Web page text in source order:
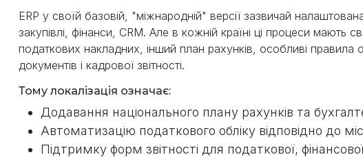
ERP у своїй базовій, "міжнародній" версії зазвичай
закупівлі, фінанси, CRM. Але в кожній країні ці процеси мають
податкових накладних, інший план рахунків, особливі
документів і кадрової звітності.
Тому локалізація означає:
Додавання національного плану рахунків та
Автоматизацію податкового обліку відповідно до
Підтримку форм звітності для податкової,